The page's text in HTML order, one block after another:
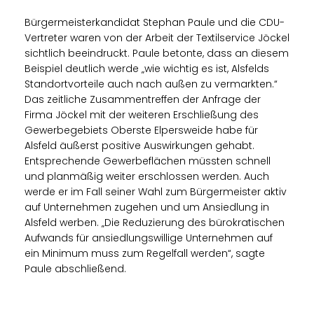
Bürgermeisterkandidat Stephan Paule und die CDU-
Vertreter waren von der Arbeit der Textilservice Jöckel
sichtlich beeindruckt. Paule betonte, dass an diesem
Beispiel deutlich werde „wie wichtig es ist, Alsfelds
Standortvorteile auch nach außen zu vermarkten.“
Das zeitliche Zusammentreffen der Anfrage der
Firma Jöckel mit der weiteren Erschließung des
Gewerbegebiets Oberste Elpersweide habe für
Alsfeld äußerst positive Auswirkungen gehabt.
Entsprechende Gewerbeflächen müssten schnell
und planmäßig weiter erschlossen werden. Auch
werde er im Fall seiner Wahl zum Bürgermeister aktiv
auf Unternehmen zugehen und um Ansiedlung in
Alsfeld werben. „Die Reduzierung des bürokratischen
Aufwands für ansiedlungswillige Unternehmen auf
ein Minimum muss zum Regelfall werden“, sagte
Paule abschließend.